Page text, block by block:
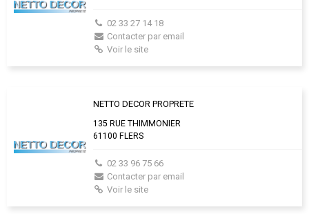
02 33 27 14 18
Contacter par email
Voir le site
NETTO DECOR PROPRETE
135 RUE THIMMONIER
61100 FLERS
02 33 96 75 66
Contacter par email
Voir le site